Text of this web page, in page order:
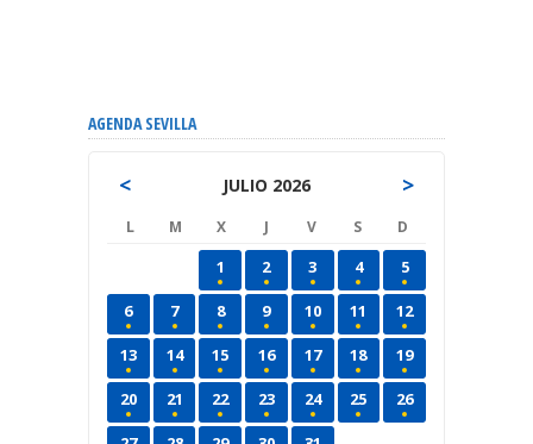
AGENDA SEVILLA
< JULIO 2026 >
L M X J V S D
1 2 3 4 5
6 7 8 9 10 11 12
13 14 15 16 17 18 19
20 21 22 23 24 25 26